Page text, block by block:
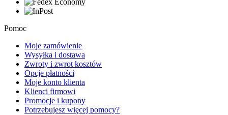
Pomoc
Moje zamówienie
Wysyłka i dostawa
Zwroty i zwrot kosztów
Opcje płatności
Moje konto klienta
Klienci firmowi
Promocje i kupony
Potrzebujesz więcej pomocy?